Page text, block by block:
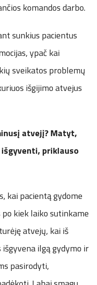
komandos darbo.
sunkius pacientus
ypač kai
sveikatos problemų
išgijimo atvejus
atvejį? Matyt,
priklauso
kai pacientą gydome
kiek laiko sutinkame
atvejų, kai iš
ilgą gydymo ir
pasirodyti,